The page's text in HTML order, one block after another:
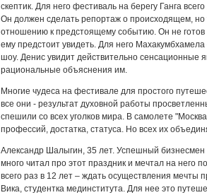
скептик. Для него фестиваль на берегу Ганга
Он должен сделать репортаж о происходящем,
отношению к предстоящему событию. Он не готов
ему предстоит увидеть. Для него
шоу. Денис увидит действительно сенсационные
рациональные объяснения им.
Многие чудеса на фестивале для простого
все они - результат духовной работы
спешили со всех уголков мира. В самолете
профессий, достатка, статуса. Но всех их
Александр Шалыгин, 35 лет. Успешный
много читал про этот праздник и мечтал на него
всего раз в 12 лет – ждать осуществления мечты
Вика, студентка мединститута. Для нее это